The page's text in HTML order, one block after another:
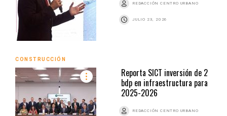
REDACCIÓN CENTRO URBANO
JULIO 23, 2026
CONSTRUCCIÓN
Reporta SICT inversión de 2
bdp en infraestructura para
2025-2026
REDACCIÓN CENTRO URBANO